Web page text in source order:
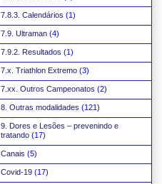
7.8.3. Calendários (1)
7.9. Ultraman (4)
7.9.2. Resultados (1)
7.x. Triathlon Extremo (3)
7.xx. Outros Campeonatos (2)
8. Outras modalidades (121)
9. Dores e Lesões – prevenindo e
tratando (17)
Canais (5)
Covid-19 (17)